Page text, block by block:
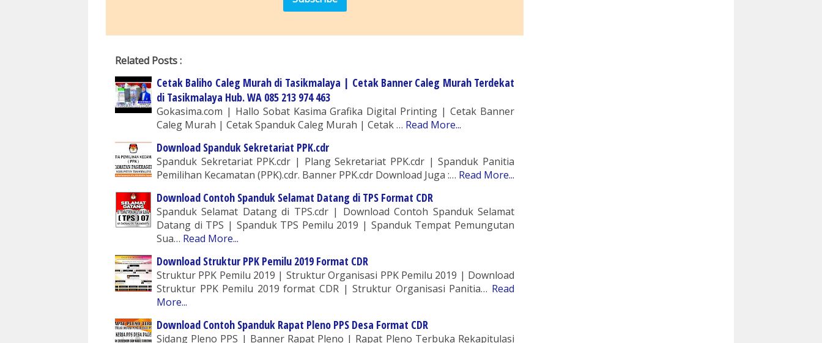
Related Posts :
Cetak Baliho Caleg Murah di Tasikmalaya | Cetak Banner Caleg Murah Terdekat
di Tasikmalaya Hub. WA 085 213 974 463
Gokasima.com | Hallo Sobat Kasima Grafika Digital Printing | Cetak Banner
Caleg Murah | Cetak Spanduk Caleg Murah | Cetak … Read More...
Download Spanduk Sekretariat PPK.cdr
Spanduk Sekretariat PPK.cdr | Plang Sekretariat PPK.cdr | Spanduk Panitia
Pemilihan Kecamatan (PPK).cdr. Banner PPK.cdr Download Juga :… Read More...
Download Contoh Spanduk Selamat Datang di TPS Format CDR
Spanduk Selamat Datang di TPS.cdr | Download Contoh Spanduk Selamat
Datang di TPS | Spanduk TPS Pemilu 2019 | Spanduk Tempat Pemungutan
Sua… Read More...
Download Struktur PPK Pemilu 2019 Format CDR
Struktur PPK Pemilu 2019 | Struktur Organisasi PPK Pemilu 2019 | Download
Struktur PPK Pemilu 2019 format CDR | Struktur Organisasi Panitia… Read
More...
Download Contoh Spanduk Rapat Pleno PPS Desa Format CDR
Sidang Pleno PPS | Banner Rapat Pleno | Rapat Pleno Terbuka Rekapitulasi